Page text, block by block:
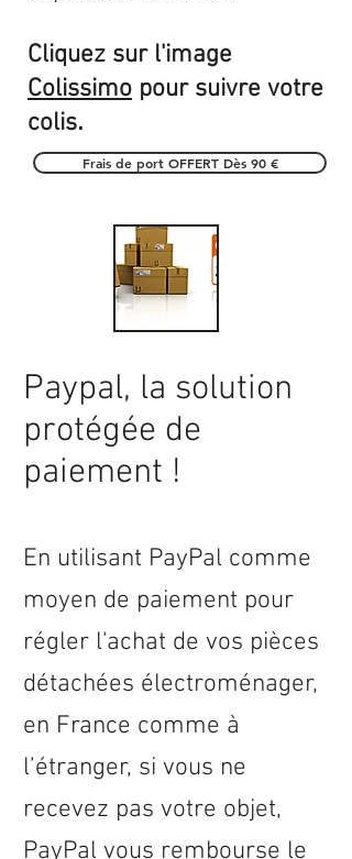
Cliquez sur l'image
Colissimo pour suivre votre
colis.
Frais de port OFFERT Dès 90 €
Paypal, la solution
protégée de
paiement !
En utilisant PayPal comme
moyen de paiement pour
régler l'achat de vos pièces
détachées électroménager,
en France comme à
l’étranger, si vous ne
recevez pas votre objet,
PayPal vous rembourse le